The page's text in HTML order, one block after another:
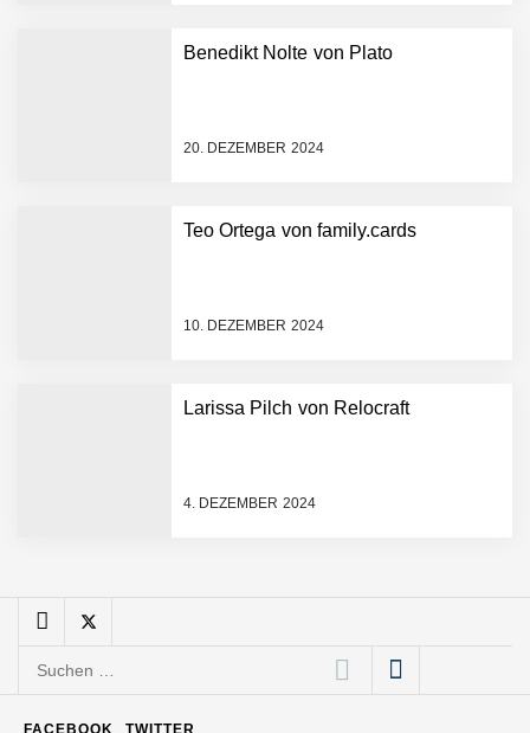
Benedikt Nolte von Plato
20. DEZEMBER 2024
Teo Ortega von family.cards
10. DEZEMBER 2024
Larissa Pilch von Relocraft
4. DEZEMBER 2024
KI das Gesundheitswesen
verändert
bcause Spenden neu
MonsterShack
MonsterShack: Lasst uns
Kinder spielerisch und
Novumstate übernimmt
Suchen
FACEBOOK TWITTER